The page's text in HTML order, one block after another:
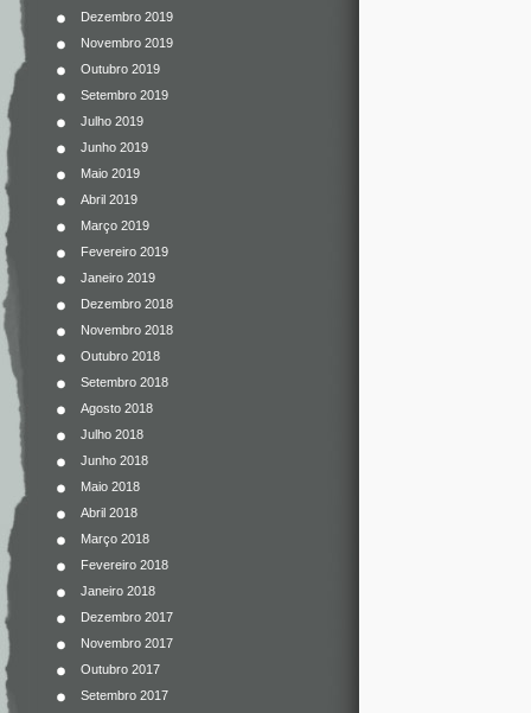
Dezembro 2019
Novembro 2019
Outubro 2019
Setembro 2019
Julho 2019
Junho 2019
Maio 2019
Abril 2019
Março 2019
Fevereiro 2019
Janeiro 2019
Dezembro 2018
Novembro 2018
Outubro 2018
Setembro 2018
Agosto 2018
Julho 2018
Junho 2018
Maio 2018
Abril 2018
Março 2018
Fevereiro 2018
Janeiro 2018
Dezembro 2017
Novembro 2017
Outubro 2017
Setembro 2017